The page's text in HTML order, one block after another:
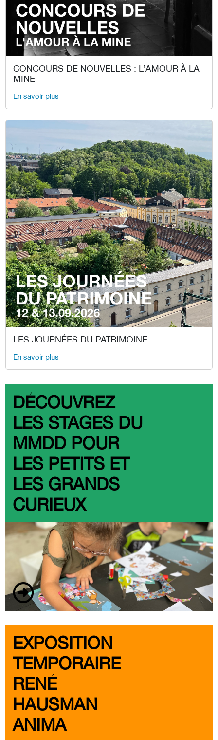
CONCOURS DE NOUVELLES : L’AMOUR À LA
MINE
En savoir plus
LES JOURNÉES DU PATRIMOINE
En savoir plus
DÉCOUVREZ
LES STAGES DU
MMDD POUR
LES PETITS ET
LES GRANDS
CURIEUX
EXPOSITION
TEMPORAIRE
RENÉ
HAUSMAN
ANIMA